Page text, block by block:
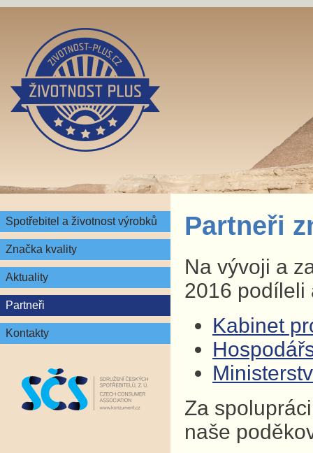
Spotřebitel a životnost výrobků
Značka kvality
Aktuality
Partneři
Kontakty
Partneři
Na vývoji a
2016 podíleli
Kabinet
Za
naše